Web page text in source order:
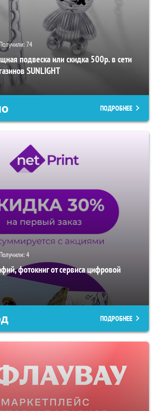
Получили:74
подвеска или скидка 500р. в сети
SUNLIGHT
ПОДРОБНЕЕ
Получили:4
фотокниг от сервиса цифровой
ПОДРОБНЕЕ